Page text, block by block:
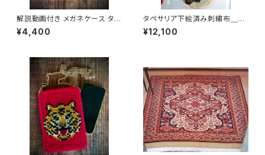
解説動画付き メガネケース タペ
サリアキット（はじめてさん向き）
¥4,400
タペサリア下絵済み刺繍布＿Pa
Pai Noel Escada階段のサン
タクロース
¥12,100